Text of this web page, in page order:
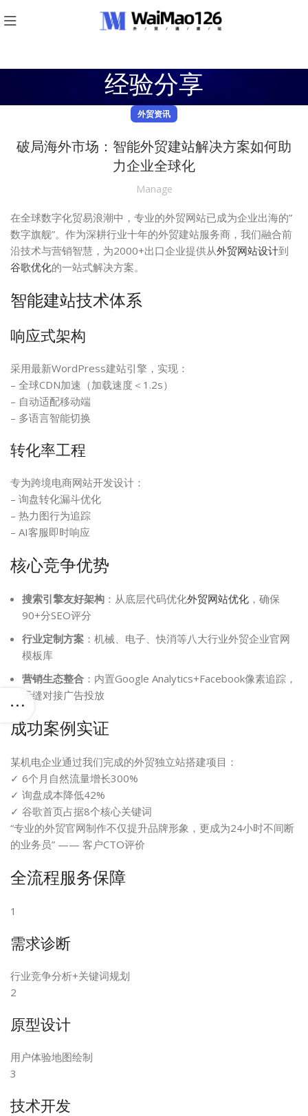
经验分享
外贸资讯
破局海外市场：智能外贸建站解决方案如何助
力企业全球化
Manage
在全球数字化贸易浪潮中，专业的外贸网站已成为企业出海的”
数字旗舰”。作为深耕行业十年的外贸建站服务商，我们融合前
沿技术与营销智慧，为2000+出口企业提供从外贸网站设计到
谷歌优化的一站式解决方案。
智能建站技术体系
响应式架构
采用最新WordPress建站引擎，实现：
– 全球CDN加速（加载速度＜1.2s）
– 自动适配移动端
– 多语言智能切换
转化率工程
专为跨境电商网站开发设计：
– 询盘转化漏斗优化
– 热力图行为追踪
– AI客服即时响应
核心竞争优势
搜索引擎友好架构 ：从底层代码优化外贸网站优化 ，确保
90+分SEO评分
行业定制方案 ：机械、电子、快消等八大行业外贸企业官网
模板库
营销生态整合 ：内置Google Analytics+Facebook像素追踪，
无缝对接广告投放
成功案例实证
某机电企业通过我们完成的外贸独立站搭建项目：
✓ 6个月自然流量增长300%
✓ 询盘成本降低42%
✓ 谷歌首页占据8个核心关键词
“专业的外贸官网制作不仅提升品牌形象，更成为24小时不间断
的业务员” —— 客户CTO评价
全流程服务保障
1
需求诊断
行业竞争分析+关键词规划
2
原型设计
用户体验地图绘制
3
技术开发